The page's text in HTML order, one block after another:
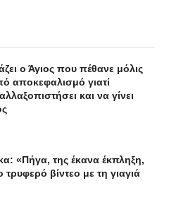
ο Άγιος που πέθανε μόλις
αποκεφαλισμό γιατί
και να γίνει
«Πήγα, της έκανα έκπληξη,
τρυφερό βίντεο με τη γιαγιά